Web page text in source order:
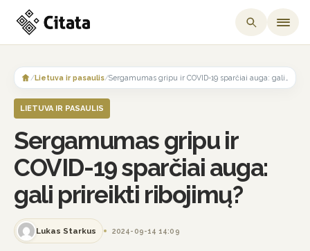
content
/Lietuva ir pasaulis/
LIETUVA IR PASAULIS
Sergamumas gripu ir
COVID-19 sparčiai auga:
gali prireikti ribojimų?
Lukas Starkus 2024-09-14 14:09